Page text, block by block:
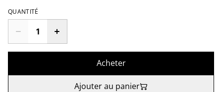
QUANTITÉ
Acheter
Ajouter au panier